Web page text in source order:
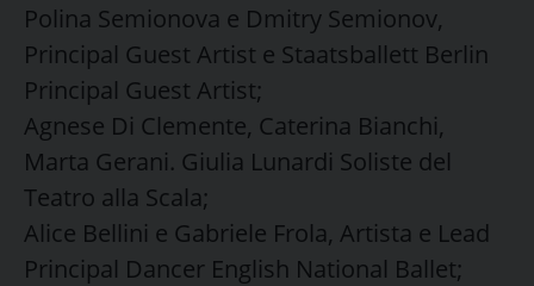
Polina Semionova e Dmitry Semionov,
Principal Guest Artist e Staatsballett Berlin
Principal Guest Artist;
Agnese Di Clemente, Caterina Bianchi,
Marta Gerani. Giulia Lunardi Soliste del
Teatro alla Scala;
Alice Bellini e Gabriele Frola, Artista e Lead
Principal Dancer English National Ballet;